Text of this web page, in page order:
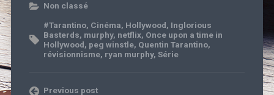
Non classé
#Tarantino, Cinéma, Hollywood, Inglorious
Basterds, murphy, netflix, Once upon a time in
Hollywood, peg winstle, Quentin Tarantino,
révisionnisme, ryan murphy, Série
Previous post